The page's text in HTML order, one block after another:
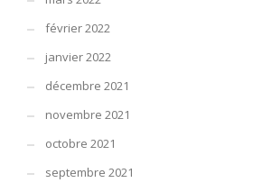
février 2022
janvier 2022
décembre 2021
novembre 2021
octobre 2021
septembre 2021